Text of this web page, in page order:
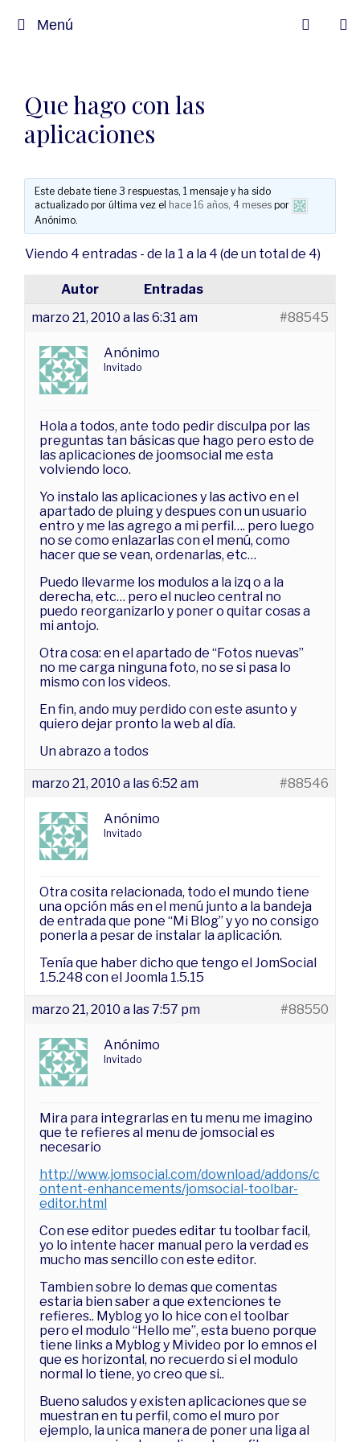
Menú
Que hago con las
aplicaciones
Este debate tiene 3 respuestas, 1 mensaje y ha sido
actualizado por última vez el hace 16 años, 4 mesespor
Anónimo.
Viendo 4 entradas - de la 1 a la 4 (de un total de 4)
Autor
Entradas
marzo 21, 2010 a las 6:31 am
#88545
Anónimo
Invitado
Hola a todos, ante todo pedir disculpa por las
preguntas tan básicas que hago pero esto de
las aplicaciones de joomsocial me esta
volviendo loco.
Yo instalo las aplicaciones y las activo en el
apartado de pluing y despues con un usuario
entro y me las agrego a mi perfil…. pero luego
no se como enlazarlas con el menú, como
hacer que se vean, ordenarlas, etc…
Puedo llevarme los modulos a la izq o a la
derecha, etc… pero el nucleo central no
puedo reorganizarlo y poner o quitar cosas a
mi antojo.
Otra cosa: en el apartado de “Fotos nuevas”
no me carga ninguna foto, no se si pasa lo
mismo con los videos.
En fin, ando muy perdido con este asunto y
quiero dejar pronto la web al día.
Un abrazo a todos
marzo 21, 2010 a las 6:52 am #88546
Anónimo
Invitado
Otra cosita relacionada, todo el mundo tiene
una opción más en el menú junto a la bandeja
de entrada que pone “Mi Blog” y yo no consigo
ponerla a pesar de instalar la aplicación.
Tenía que haber dicho que tengo el JomSocial
1.5.248 con el Joomla 1.5.15
marzo 21, 2010 a las 7:57 pm #88550
Anónimo
Invitado
Mira para integrarlas en tu menu me imagino
que te refieres al menu de jomsocial es
necesario
http://www.jomsocial.com/download/addons/c
ontent-enhancements/jomsocial-toolbar-
editor.html
Con ese editor puedes editar tu toolbar facil,
yo lo intente hacer manual pero la verdad es
mucho mas sencillo con este editor.
Tambien sobre lo demas que comentas
estaria bien saber a que extenciones te
refieres.. Myblog yo lo hice con el toolbar
pero el modulo “Hello me”, esta bueno porque
tiene links a Myblog y Mivideo por lo emnos el
que es horizontal, no recuerdo si el modulo
normal lo tiene, yo creo que si..
Bueno saludos y existen aplicaciones que se
muestran en tu perfil, como el muro por
ejemplo, la unica manera de poner una liga al